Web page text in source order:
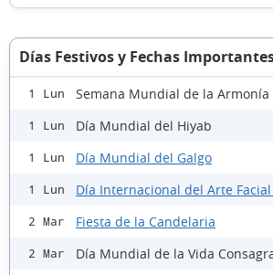
Días Festivos y Fechas
1 Lun Semana Mundial de la
1 Lun Día Mundial del Hiyab
1 Lun Día Mundial del Galgo
1 Lun Día Internacional del Arte
2 Mar Fiesta de la Candelaria
2 Mar Día Mundial de la Vida